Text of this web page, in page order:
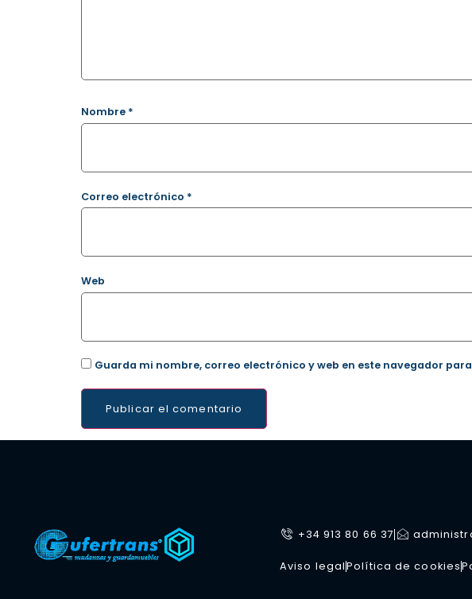
Nombre *
Correo electrónico *
Web
Guarda mi nombre, correo electrónico y web en este navegador
+34 913 80 66 37
Aviso legalPolítica de cookies